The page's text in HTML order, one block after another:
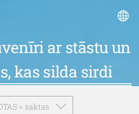
ar stāstu un
kas silda sirdi
> saktas